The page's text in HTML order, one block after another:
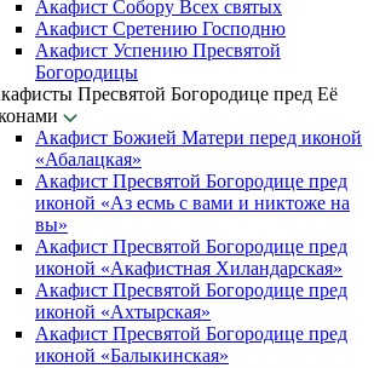
Акафист Собору Всех святых
Акафист Сретению Господню
Акафист Успению Пресвятой
Богородицы
Пресвятой Богородице пред Её
Акафист Божией Матери перед иконой
«Абалацкая»
Акафист Пресвятой Богородице пред
иконой «Аз есмь с вами и никтоже на
вы»
Акафист Пресвятой Богородице пред
иконой «Акафистная Хиландарская»
Акафист Пресвятой Богородице пред
иконой «Ахтырская»
Акафист Пресвятой Богородице пред
иконой «Балыкинская»